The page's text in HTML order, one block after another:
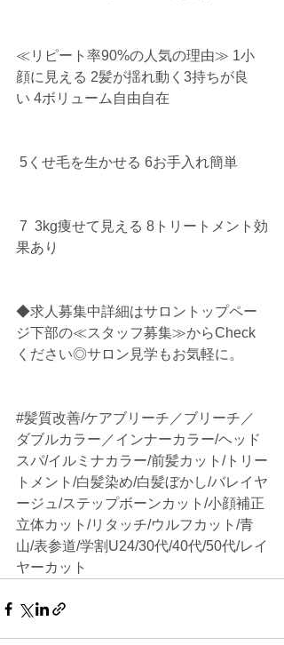
≪リピート率90%の人気の理由≫ 1小
顔に見える 2髪が揺れ動く3持ちが良
い 4ボリューム自由自在
5くせ毛を生かせる 6お手入れ簡単
7  3kg痩せて見える 8トリートメント効
果あり
◆求人募集中詳細はサロントップペー
ジ下部の≪スタッフ募集≫からCheck
ください◎サロン見学もお気軽に。
#髪質改善/ケアブリーチ／ブリーチ／
ダブルカラー／インナーカラー/ヘッド
スパ/イルミナカラー/前髪カット/トリー
トメント/白髪染め/白髪ぼかし/バレイヤ
ージュ/ステップボーンカット/小顔補正
立体カット/リタッチ/ウルフカット/青
山/表参道/学割U24/30代/40代/50代/レイ
ヤーカット